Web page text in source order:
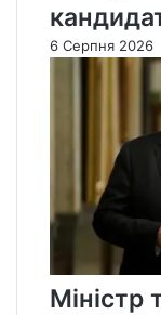
6 Серпня 2026
Міністр